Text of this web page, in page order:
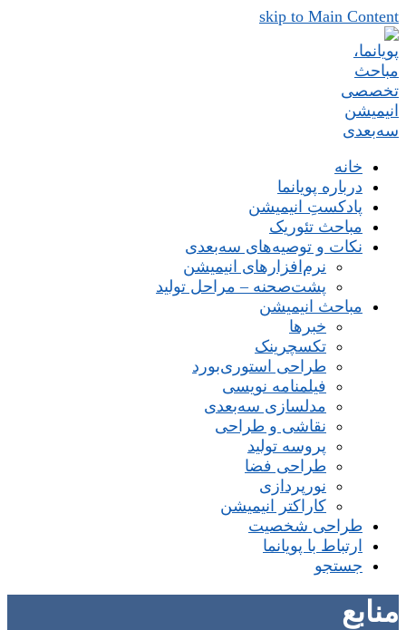
skip to Main Content
خانه
درباره پویانما
پادکستِ انیمیشن
مباحث تئوریک
نکات و توصیه‌های‌ سه‌بعدی
نرم‌افزارهای انیمیشن
پشت‌صحنه – مراحل تولید
مباحث انیمیشن
خبرها
تکسچرینک
طراحی استوری‌بورد
فیلمنامه نویسی
مدلسازی سه‌بعدی
نقاشی و طراحی
پروسه تولید
طراحی فضا
نورپردازی
کاراکتر انیمیشن
طراحی شخصیت
ارتباط با پویانما
جستجو
منابع